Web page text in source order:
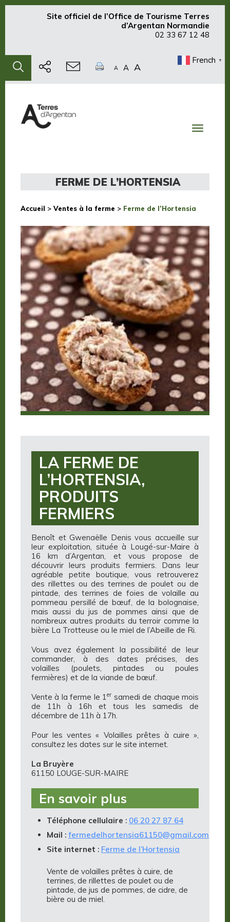
Site officiel de l’Office de Tourisme Terres
d’Argentan Normandie
02 33 67 12 48
A A A
French ▼
Toggle
FERME DE L’HORTENSIA
Accueil > Ventes à la ferme > Ferme de l’Hortensia
LA FERME DE
L’HORTENSIA,
PRODUITS
FERMIERS
Benoît et Gwenaëlle Denis vous accueille sur
leur exploitation, située à Lougé-sur-Maire à
16 km d’Argentan, et vous propose de
découvrir leurs produits fermiers. Dans leur
agréable petite boutique, vous retrouverez
des rillettes ou des terrines de poulet ou de
pintade, des terrines de foies de volaille au
pommeau persillé de bœuf, de la bolognaise,
mais aussi du jus de pommes ainsi que de
nombreux autres produits du terroir comme la
bière La Trotteuse ou le miel de l’Abeille de Ri.
Vous avez également la possibilité de leur
commander, à des dates précises, des
volailles (poulets, pintades ou poules
fermières) et de la viande de bœuf.
Vente à la ferme le 1ersamedi de chaque mois
de 11h à 16h et tous les samedis de
décembre de 11h à 17h.
Pour les ventes « Volailles prêtes à cuire »,
consultez les dates sur le site internet.
La Bruyère
61150 LOUGE-SUR-MAIRE
En savoir plus
Téléphone cellulaire : 06 20 27 87 64
Mail : fermedelhortensia61150@gmail.com
Site internet : Ferme de l’Hortensia
Vente de volailles prêtes à cuire, de
terrines, de rillettes de poulet ou de
pintade, de jus de pommes, de cidre, de
bière ou de miel.